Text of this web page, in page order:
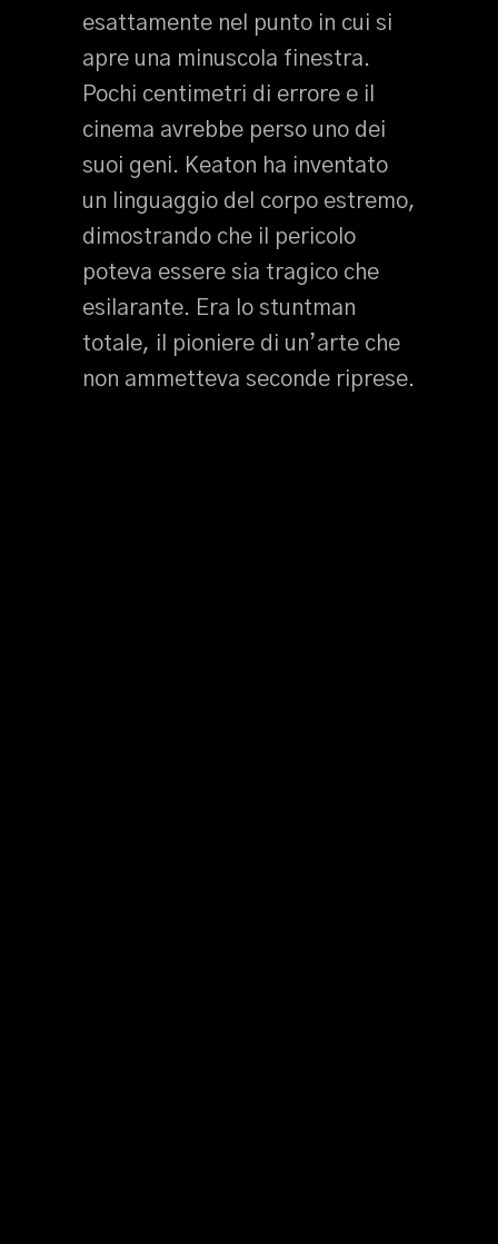
esattamente nel punto in cui si
apre una minuscola finestra.
Pochi centimetri di errore e il
cinema avrebbe perso uno dei
suoi geni. Keaton ha inventato
un linguaggio del corpo estremo,
dimostrando che il pericolo
poteva essere sia tragico che
esilarante. Era lo stuntman
totale, il pioniere di un’arte che
non ammetteva seconde riprese.